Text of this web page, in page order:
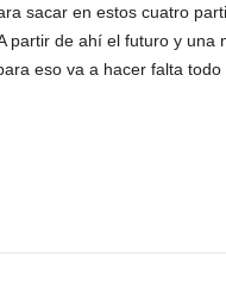
sacar en estos cuatro
partir de ahí el futuro y
eso va a hacer falta